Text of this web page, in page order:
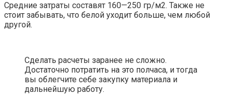
Средние затраты составят 160—250 гр/м2. Также не
стоит забывать, что белой уходит больше, чем любой
другой.
Сделать расчеты заранее не сложно.
Достаточно потратить на это полчаса, и тогда
вы облегчите себе закупку материала и
дальнейшую работу.